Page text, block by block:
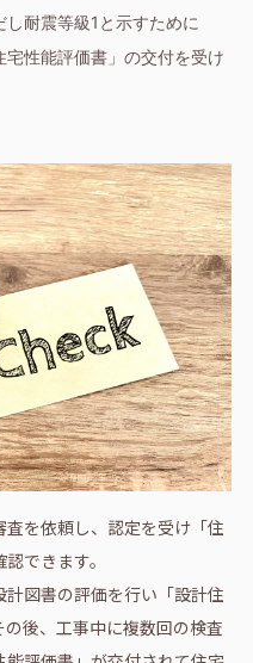
耐震等級1と示すために
性能評価書」の交付を受け
を依頼し、認定を受け「住
できます。
図書の評価を行い「設計住
後、工事中に複数回の検査